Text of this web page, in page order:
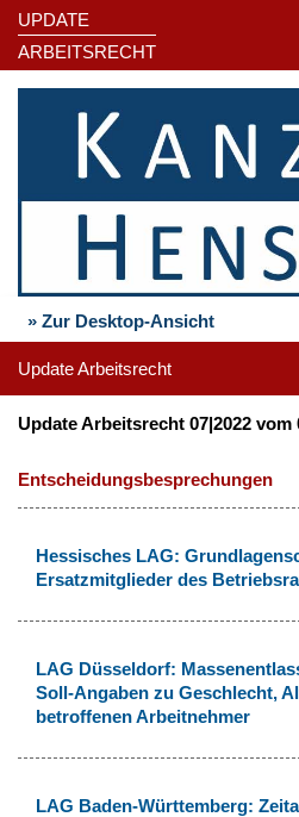
UPDATE
ARBEITSRECHT
» Zur Desktop-Ansicht
Update Arbeitsrecht
Update Arbeitsrecht 07|2022 vom
Entscheidungsbesprechungen
Hessisches LAG:
Ersatzmitglieder des
LAG Düsseldorf:
Soll-Angaben zu Geschlecht,
betroffenen Arbeitnehmer
LAG Baden-Württemberg: